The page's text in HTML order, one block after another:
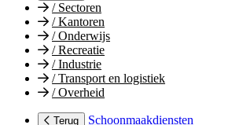
/Sectoren
/Kantoren
/Onderwijs
/Recreatie
/Industrie
/Transport en logistiek
/Overheid
Terug
Schoonmaakdiensten